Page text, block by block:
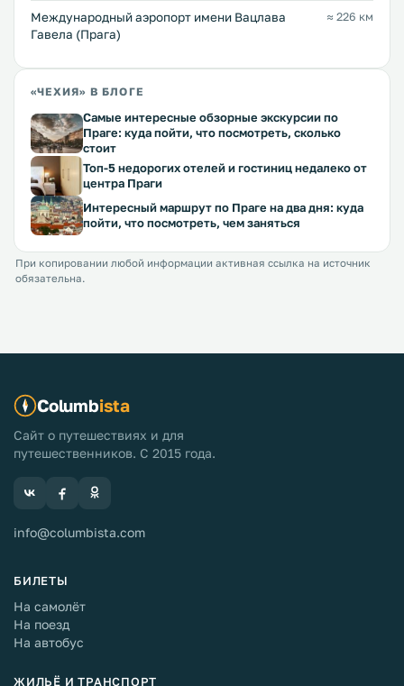
Международный аэропорт имени Вацлава
Гавела (Прага)
≈ 226 км
«ЧЕХИЯ» В БЛОГЕ
Самые интересные обзорные экскурсии по
Праге: куда пойти, что посмотреть, сколько
стоит
Топ-5 недорогих отелей и гостиниц недалеко от
центра Праги
Интересный маршрут по Праге на два дня: куда
пойти, что посмотреть, чем заняться
При копировании любой информации активная ссылка на источник
обязательна.
Columbista
Сайт о путешествиях и для
путешественников. С 2015 года.
info@columbista.com
БИЛЕТЫ
На самолёт
На поезд
На автобус
ЖИЛЬЁ И ТРАНСПОРТ